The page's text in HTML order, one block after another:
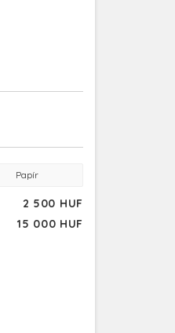
Papír
2 500 HUF
15 000 HUF